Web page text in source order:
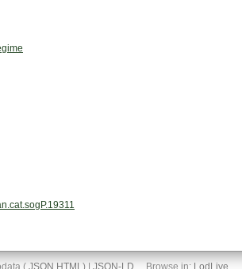
( JSON HTML ) | JSON-LD Browse in: LodLive